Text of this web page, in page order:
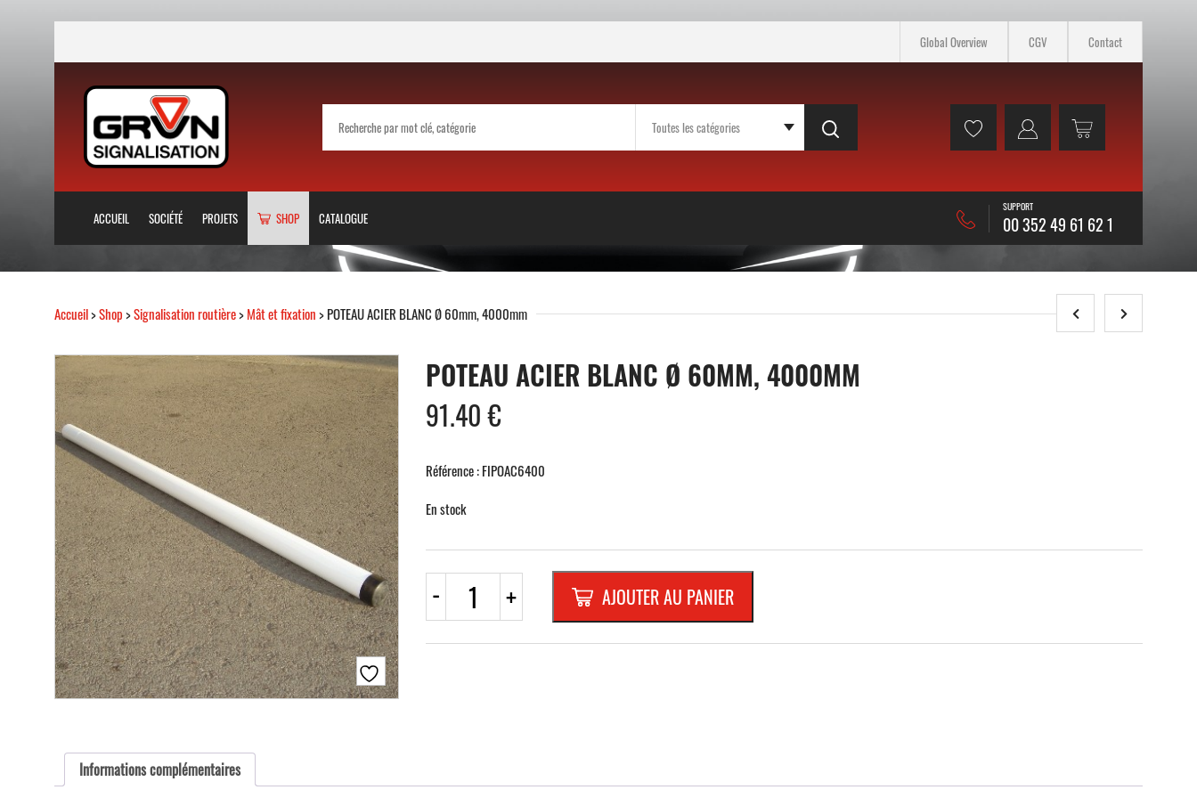
Global Overview CGV Contact
ACCUEIL SOCIÉTÉ PROJETS SHOP CATALOGUE
SUPPORT
00 352 49 61 62 1
Accueil>Shop>Signalisation routière>Mât et fixation> POTEAU ACIER BLANC Ø 60mm, 4000mm
POTEAU ACIER BLANC Ø 60MM, 4000MM
91.40€
Référence : FIPOAC6400
En stock
- quantité
POTEAU
+ AJOUTER AU PANIER
Informations complémentaires